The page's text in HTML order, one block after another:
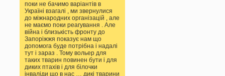
поки не бачимо варіантів в
Україні взагалі , ми звернулися
до міжнародних організацій , але
не маємо поки реагування . Але
війна і близькість фронту до
Запоріжжя показує нам що
допомога буде потрібна і надалі
тут і зараз . Тому вольер для
таких тварин повинен бути і для
диких птахів і для білочки
інваліди що в нас … дикі тварини